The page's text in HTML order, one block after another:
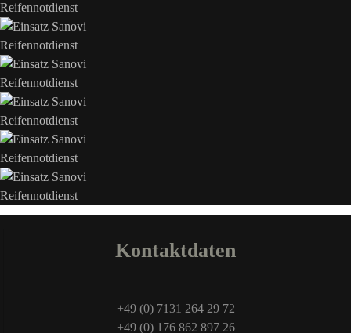
Kontaktdaten
+49 (0) 7131 264 29 72
+49 (0) 176 862 897 26